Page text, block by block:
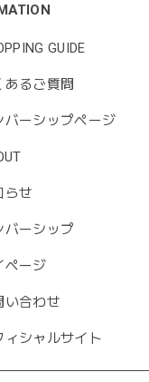
GUIDE
あるご質問
バーシップページ
らせ
バーシップ
ページ
い合わせ
ィシャルサイト